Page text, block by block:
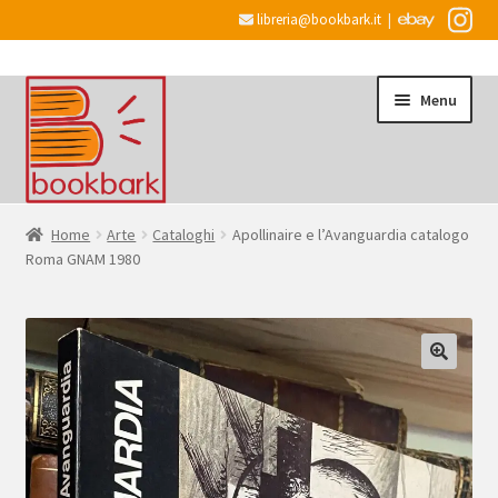
libreria@bookbark.it |
Vai
alla
navigazione
Vai
al
contenuto
Menu
Home
il
menu
child
Desiderata
Checkout
Account
Espandi
Home Arte Cataloghi
Apollinaire e l’Avanguardia catalogo
Roma GNAM 1980